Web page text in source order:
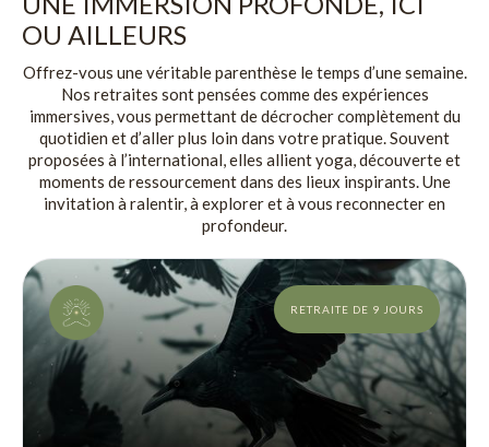
OU AILLEURS
Offrez-vous une véritable parenthèse le temps d’une semaine.
Nos retraites sont pensées comme des expériences
immersives, vous permettant de décrocher complètement du
quotidien et d’aller plus loin dans votre pratique. Souvent
proposées à l’international, elles allient yoga, découverte et
moments de ressourcement dans des lieux inspirants. Une
invitation à ralentir, à explorer et à vous reconnecter en
profondeur.
RETRAITE DE 9 JOURS